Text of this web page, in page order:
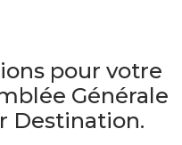
pour votre
Générale
Destination.